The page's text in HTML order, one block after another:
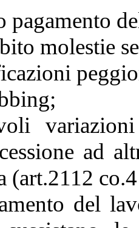
pagamento
molestie
ad
(art.2112
del